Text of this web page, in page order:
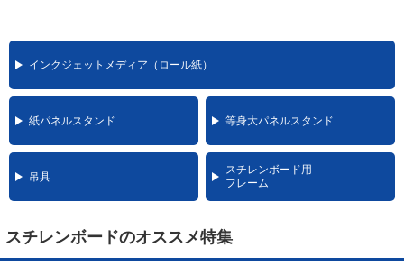
インクジェットメディア（ロール紙）
紙パネルスタンド 等身大パネルスタンド
吊具
スチレンボード用
フレーム
スチレンボードのオススメ特集